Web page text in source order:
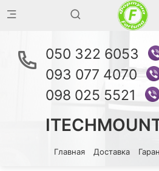
050 322 6053
093 077 4070
098 025 5521
Главная Доставка